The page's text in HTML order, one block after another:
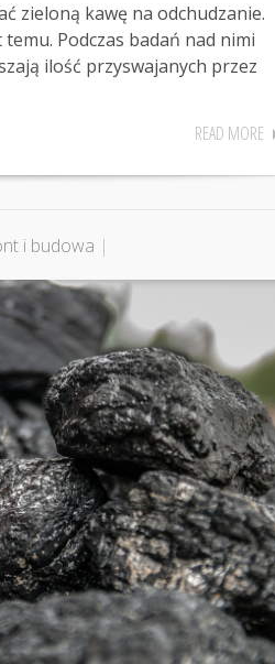
zieloną kawę na odchudzanie.
Podczas badań nad nimi
ilość przyswajanych przez
READ MORE
i budowa |